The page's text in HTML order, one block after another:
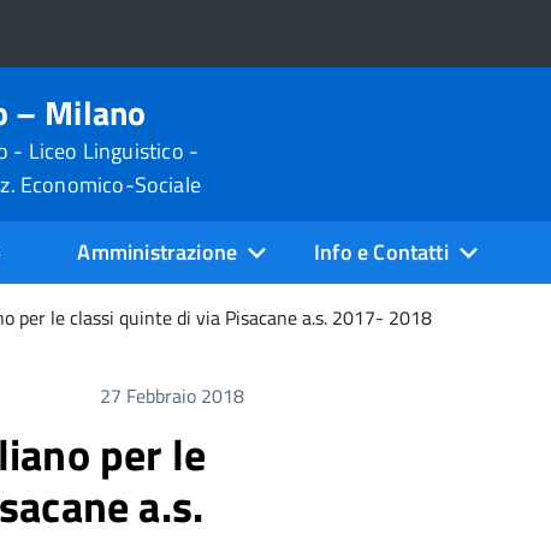
– Milano
- Liceo Linguistico -
Economico-Sociale
Amministrazione
Info e Contatti
per le classi quinte di via Pisacane a.s. 2017- 2018
27 Febbraio 2018
per le
a.s.